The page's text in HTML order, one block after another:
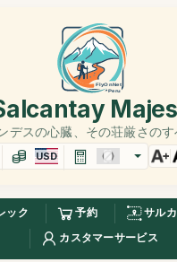
デスの心臓、その荘厳さのす
USD
ック 予約 サル
カスタマーサービス